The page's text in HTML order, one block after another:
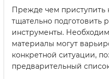
Прежде чем приступить
тщательно подготовить
инструменты.
материалы могут
конкретной ситуации,
предварительный